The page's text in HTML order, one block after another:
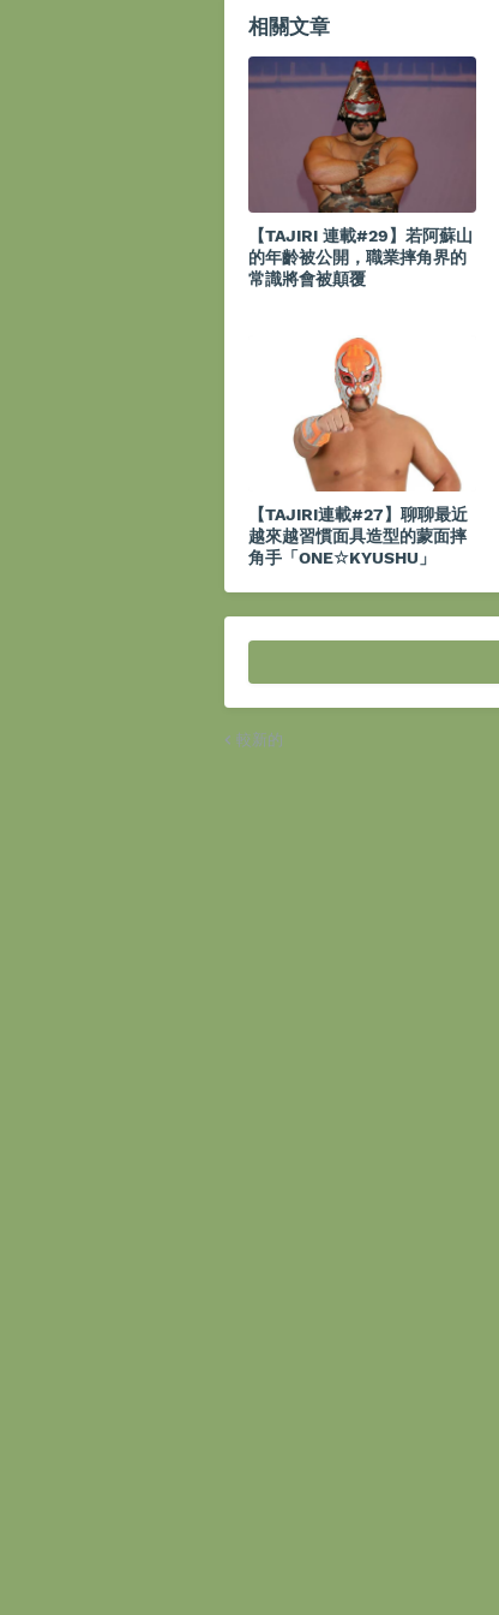
相關文章
【TAJIRI 連載#29】若阿蘇山
的年齡被公開，職業摔角界的
常識將會被顛覆
【TAJIRI連載#27】聊聊最近
越來越習慣面具造型的蒙面摔
角手「ONE☆KYUSHU」
較新的